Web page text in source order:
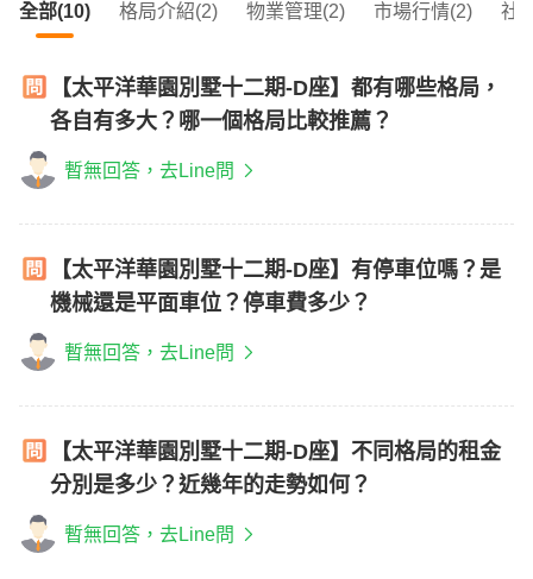
全部(10) 格局介紹(2) 物業管理(2) 市場行情(2) 社
【太平洋華園別墅十二期-D座】都有哪些格局，
各自有多大？哪一個格局比較推薦？
暫無回答，去Line問
【太平洋華園別墅十二期-D座】有停車位嗎？是
機械還是平面車位？停車費多少？
暫無回答，去Line問
【太平洋華園別墅十二期-D座】不同格局的租金
分別是多少？近幾年的走勢如何？
暫無回答，去Line問